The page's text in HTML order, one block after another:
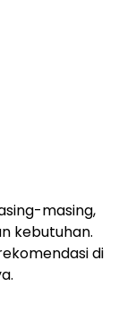
masing,
kebutuhan.
di